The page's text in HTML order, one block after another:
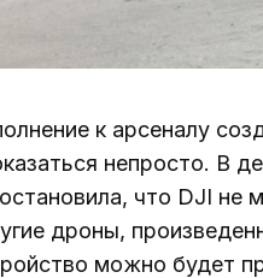
к арсеналу
непросто. В
что DJI не
дроны,
можно будет